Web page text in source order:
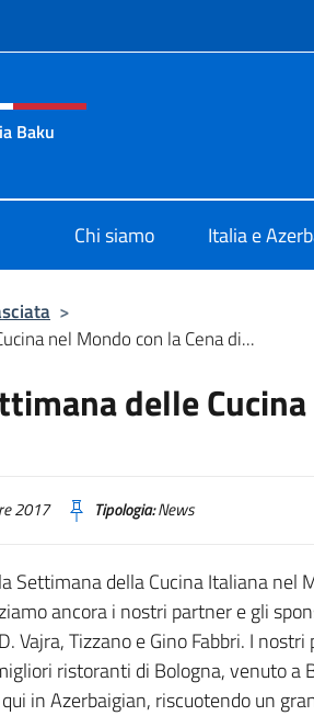
e menù
Baku
Chi siamo Italia e
>
nel Mondo con la Cena di...
delle
2017 Tipologia:News
Settimana della Cucina Italiana nel
ancora i nostri partner e gli
Vajra, Tizzano e Gino Fabbri. I
ristoranti di Bologna, venuto a
in Azerbaigian, riscuotendo un